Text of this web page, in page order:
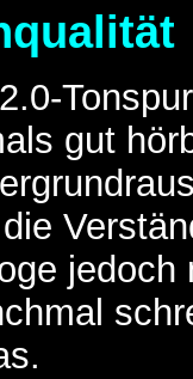
gut
jedoch